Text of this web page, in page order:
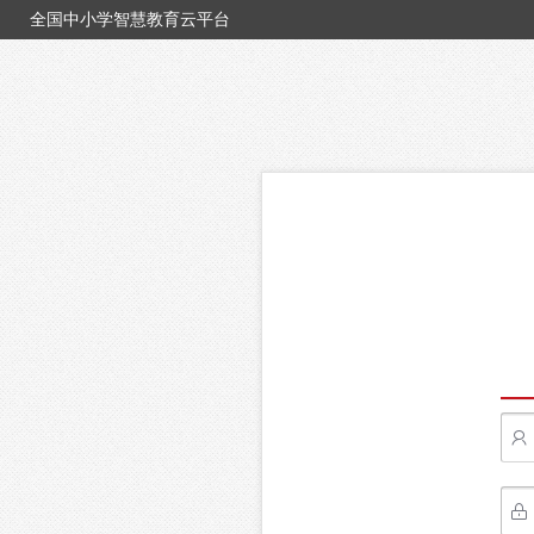
全国中小学智慧教育云平台